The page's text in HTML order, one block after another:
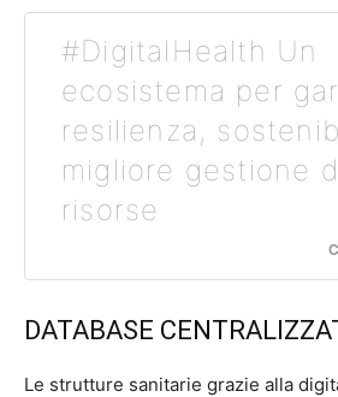
#DigitalHealth Un
ecosistema per
resilienza,
migliore gestione
risorse
DATABASE
Le strutture sanitarie grazie alla